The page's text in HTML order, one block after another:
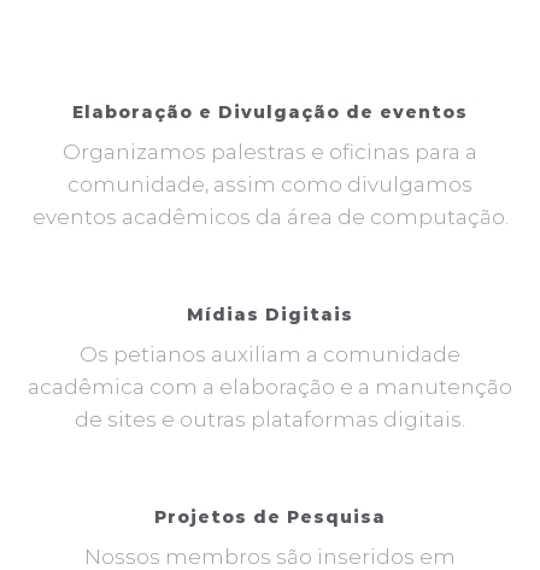
Elaboração e Divulgação de eventos
Organizamos palestras e oficinas para a
comunidade, assim como divulgamos
eventos acadêmicos da área de computação.
Mídias Digitais
Os petianos auxiliam a comunidade
acadêmica com a elaboração e a manutenção
de sites e outras plataformas digitais.
Projetos de Pesquisa
Nossos membros são inseridos em